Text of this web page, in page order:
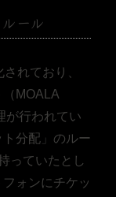
ール
れており、
MOALA
が行われてい
分配」のルー
っていたとし
ォンにチケッ